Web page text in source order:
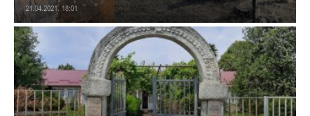
21.04.2021. 18:01